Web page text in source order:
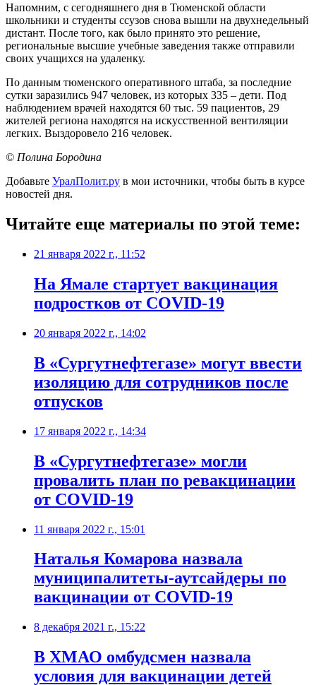
Напомним, с сегодняшнего дня в Тюменской области
школьники и студенты ссузов снова вышли на двухнедельный
дистант. После того, как было принято это решение,
региональные высшие учебные заведения также отправили
своих учащихся на удаленку.
По данным тюменского оперативного штаба, за последние
сутки заразились 947 человек, из которых 335 – дети. Под
наблюдением врачей находятся 60 тыс. 59 пациентов, 29
жителей региона находятся на искусственной вентиляции
легких. Выздоровело 216 человек.
© Полина Бородина
Добавьте УралПолит.ру в мои источники, чтобы быть в курсе
новостей дня.
Читайте еще материалы по этой теме:
21 января 2022 г., 11:52
На Ямале стартует вакцинация
подростков от COVID-19
20 января 2022 г., 14:02
В «Сургутнефтегазе» могут ввести
изоляцию для сотрудников после
отпусков
17 января 2022 г., 14:34
В «Сургутнефтегазе» могли
провалить план по ревакцинации
от COVID-19
11 января 2022 г., 15:01
Наталья Комарова назвала
муниципалитеты-аутсайдеры по
вакцинации от COVID-19
8 декабря 2021 г., 15:22
В ХМАО омбудсмен назвала
условия для вакцинации детей